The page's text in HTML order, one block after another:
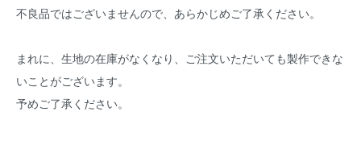
不良品ではございませんので、あらかじめご了承ください。
まれに、生地の在庫がなくなり、ご注文いただいても製作できな
いことがございます。
予めご了承ください。